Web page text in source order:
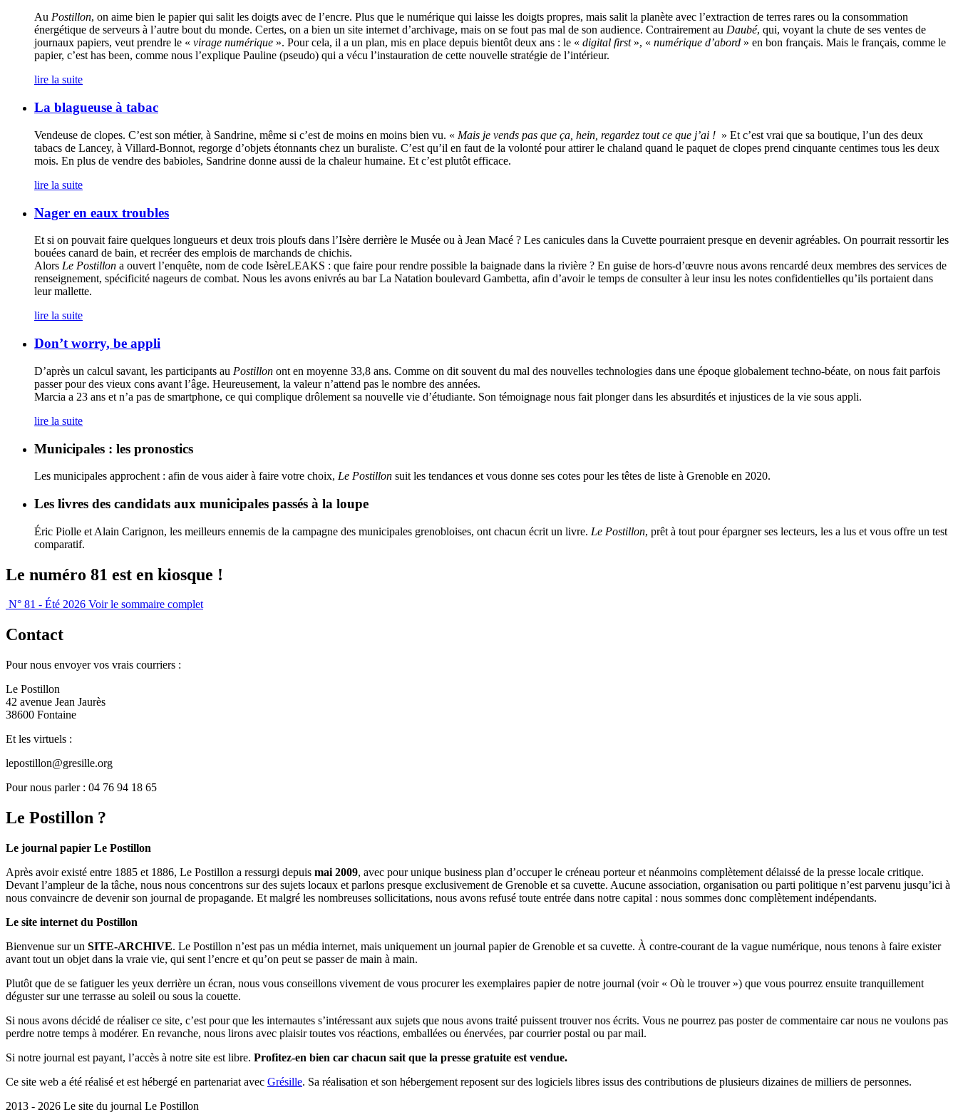
Au Postillon, on aime bien le papier qui salit les doigts avec de l’encre. Plus que le numérique qui laisse les doigts propres, mais salit la planète avec l’extraction de terres rares ou la consommation
énergétique de serveurs à l’autre bout du monde. Certes, on a bien un site internet d’archivage, mais on se fout pas mal de son audience. Contrairement au Daubé, qui, voyant la chute de ses ventes de
journaux papiers, veut prendre le « virage numérique ». Pour cela, il a un plan, mis en place depuis bientôt deux ans : le « digital first», « numérique d’abord » en bon français. Mais le français, comme le
papier, c’est has been, comme nous l’explique Pauline (pseudo) qui a vécu l’instauration de cette nouvelle stratégie de l’intérieur.
lire la suite
La blagueuse à tabac
Vendeuse de clopes. C’est son métier, à Sandrine, même si c’est de moins en moins bien vu. « Mais je vends pas que ça, hein, regardez tout ce que j’ai ! » Et c’est vrai que sa boutique, l’un des deux
tabacs de Lancey, à Villard-Bonnot, regorge d’objets étonnants chez un buraliste. C’est qu’il en faut de la volonté pour attirer le chaland quand le paquet de clopes prend cinquante centimes tous les deux
mois. En plus de vendre des babioles, Sandrine donne aussi de la chaleur humaine. Et c’est plutôt efficace.
lire la suite
Nager en eaux troubles
Et si on pouvait faire quelques longueurs et deux trois ploufs dans l’Isère derrière le Musée ou à Jean Macé ? Les canicules dans la Cuvette pourraient presque en devenir agréables. On pourrait ressortir les
bouées canard de bain, et recréer des emplois de marchands de chichis.
Alors Le Postillon a ouvert l’enquête, nom de code IsèreLEAKS : que faire pour rendre possible la baignade dans la rivière ? En guise de hors-d’œuvre nous avons rencardé deux membres des services de
renseignement, spécificité nageurs de combat. Nous les avons enivrés au bar La Natation boulevard Gambetta, afin d’avoir le temps de consulter à leur insu les notes confidentielles qu’ils portaient dans
leur mallette.
lire la suite
Don’t worry, be appli
D’après un calcul savant, les participants au Postillon ont en moyenne 33,8 ans. Comme on dit souvent du mal des nouvelles technologies dans une époque globalement techno-béate, on nous fait parfois
passer pour des vieux cons avant l’âge. Heureusement, la valeur n’attend pas le nombre des années.
Marcia a 23 ans et n’a pas de smartphone, ce qui complique drôlement sa nouvelle vie d’étudiante. Son témoignage nous fait plonger dans les absurdités et injustices de la vie sous appli.
lire la suite
Municipales : les pronostics
Les municipales approchent : afin de vous aider à faire votre choix, Le Postillon suit les tendances et vous donne ses cotes pour les têtes de liste à Grenoble en 2020.
Les livres des candidats aux municipales passés à la loupe
Éric Piolle et Alain Carignon, les meilleurs ennemis de la campagne des municipales grenobloises, ont chacun écrit un livre. Le Postillon, prêt à tout pour épargner ses lecteurs, les a lus et vous offre un test
comparatif.
Le numéro 81 est en kiosque !
N° 81 - Été 2026 Voir le sommaire complet
Contact
Pour nous envoyer vos vrais courriers :
Le Postillon
42 avenue Jean Jaurès
38600 Fontaine
Et les virtuels :
lepostillon@gresille.org
Pour nous parler : 04 76 94 18 65
Le Postillon ?
Le journal papier Le Postillon
Après avoir existé entre 1885 et 1886, Le Postillon a ressurgi depuis mai 2009, avec pour unique business plan d’occuper le créneau porteur et néanmoins complètement délaissé de la presse locale critique.
Devant l’ampleur de la tâche, nous nous concentrons sur des sujets locaux et parlons presque exclusivement de Grenoble et sa cuvette. Aucune association, organisation ou parti politique n’est parvenu jusqu’ici à
nous convaincre de devenir son journal de propagande. Et malgré les nombreuses sollicitations, nous avons refusé toute entrée dans notre capital : nous sommes donc complètement indépendants.
Le site internet du Postillon
Bienvenue sur un SITE-ARCHIVE. Le Postillon n’est pas un média internet, mais uniquement un journal papier de Grenoble et sa cuvette. À contre-courant de la vague numérique, nous tenons à faire exister
avant tout un objet dans la vraie vie, qui sent l’encre et qu’on peut se passer de main à main.
Plutôt que de se fatiguer les yeux derrière un écran, nous vous conseillons vivement de vous procurer les exemplaires papier de notre journal (voir « Où le trouver ») que vous pourrez ensuite tranquillement
déguster sur une terrasse au soleil ou sous la couette.
Si nous avons décidé de réaliser ce site, c’est pour que les internautes s’intéressant aux sujets que nous avons traité puissent trouver nos écrits. Vous ne pourrez pas poster de commentaire car nous ne voulons pas
perdre notre temps à modérer. En revanche, nous lirons avec plaisir toutes vos réactions, emballées ou énervées, par courrier postal ou par mail.
Si notre journal est payant, l’accès à notre site est libre. Profitez-en bien car chacun sait que la presse gratuite est vendue.
Ce site web a été réalisé et est hébergé en partenariat avec Grésille. Sa réalisation et son hébergement reposent sur des logiciels libres issus des contributions de plusieurs dizaines de milliers de personnes.
2013 - 2026 Le site du journal Le Postillon